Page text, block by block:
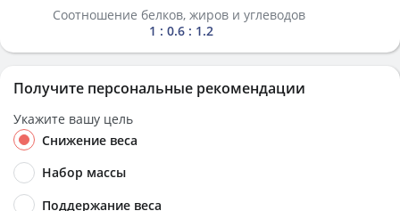
Соотношение белков, жиров и углеводов
1 : 0.6 : 1.2
Получите персональные рекомендации
Укажите вашу цель
Снижение веса
Набор массы
Поддержание веса